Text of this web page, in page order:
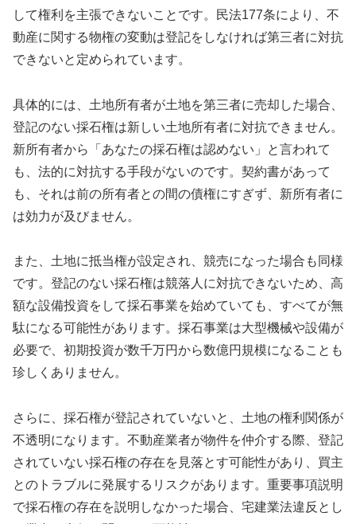
して権利を主張できないことです。民法177条により、不
動産に関する物権の変動は登記をしなければ第三者に対抗
できないと定められています。
具体的には、土地所有者が土地を第三者に売却した場合、
登記のない採石権は新しい土地所有者に対抗できません。
新所有者から「あなたの採石権は認めない」と言われて
も、法的に対抗する手段がないのです。契約書があって
も、それは前の所有者との間の債権にすぎず、新所有者に
は効力が及びません。
また、土地に抵当権が設定され、競売になった場合も同様
です。登記のない採石権は競落人に対抗できないため、高
額な設備投資をして採石事業を始めていても、すべてが無
駄になる可能性があります。採石事業は大型機械や設備が
必要で、初期投資が数千万円から数億円規模になることも
珍しくありません。
さらに、採石権が登記されていないと、土地の権利関係が
不透明になります。不動産業者が物件を仲介する際、登記
されていない採石権の存在を見落とす可能性があり、買主
とのトラブルに発展するリスクがあります。重要事項説明
で採石権の存在を説明しなかった場合、宅建業法違反とし